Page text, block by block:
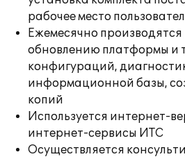
рабочее место
Ежемесячно
обновлению платформы и
конфигураций,
информационной базы,
копий
Используется интернет-
интернет-сервисы ИТС
Осуществляется